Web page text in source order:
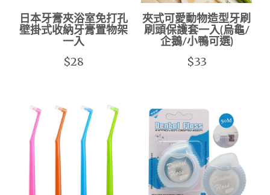
日本牙膏夾浴室免打孔
壁掛式收納牙膏置物架
一入
$28
夾式可愛動物造型牙刷
刷頭保護套一入(烏龜/
企鵝/小鴨可選)
$33